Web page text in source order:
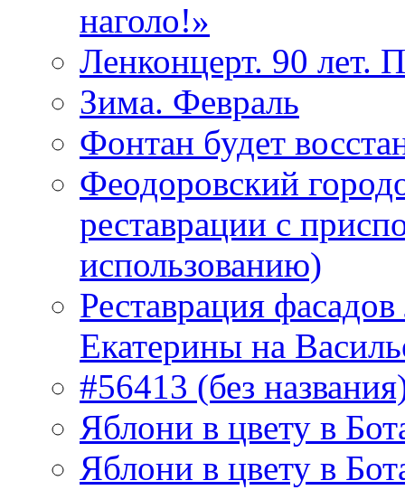
наголо!»
Ленконцерт. 90 лет.
Зима. Февраль
Фонтан будет
Феодоровский
реставрации с
использованию)
Реставрация
Екатерины на
#56413 (без
Яблони в цвету в
Яблони в цвету в